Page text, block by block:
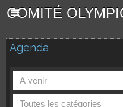
COMITÉ
Agenda